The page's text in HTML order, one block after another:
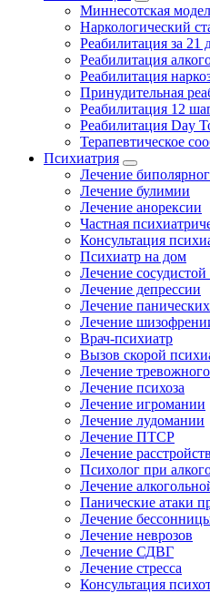
Миннесотская
Наркологический
Реабилитация за 21
Реабилитация
Реабилитация
Принудительная
Реабилитация 12
Реабилитация Day
Терапевтическое
Психиатрия
Лечение
Лечение булимии
Лечение анорексии
Частная
Консультация
Психиатр на дом
Лечение
Лечение депрессии
Лечение
Лечение
Врач-психиатр
Вызов скорой
Лечение тревожного
Лечение психоза
Лечение игромании
Лечение лудомании
Лечение ПТСР
Лечение
Психолог при
Лечение
Панические атаки
Лечение
Лечение неврозов
Лечение СДВГ
Лечение стресса
Консультация